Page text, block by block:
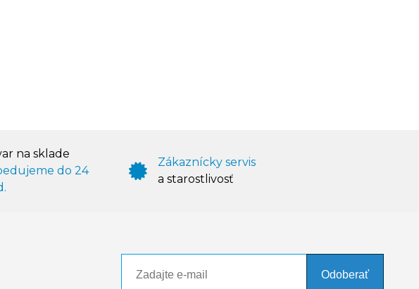
na sklade
do 24
Zákaznícky servis
a starostlivosť
Odoberať